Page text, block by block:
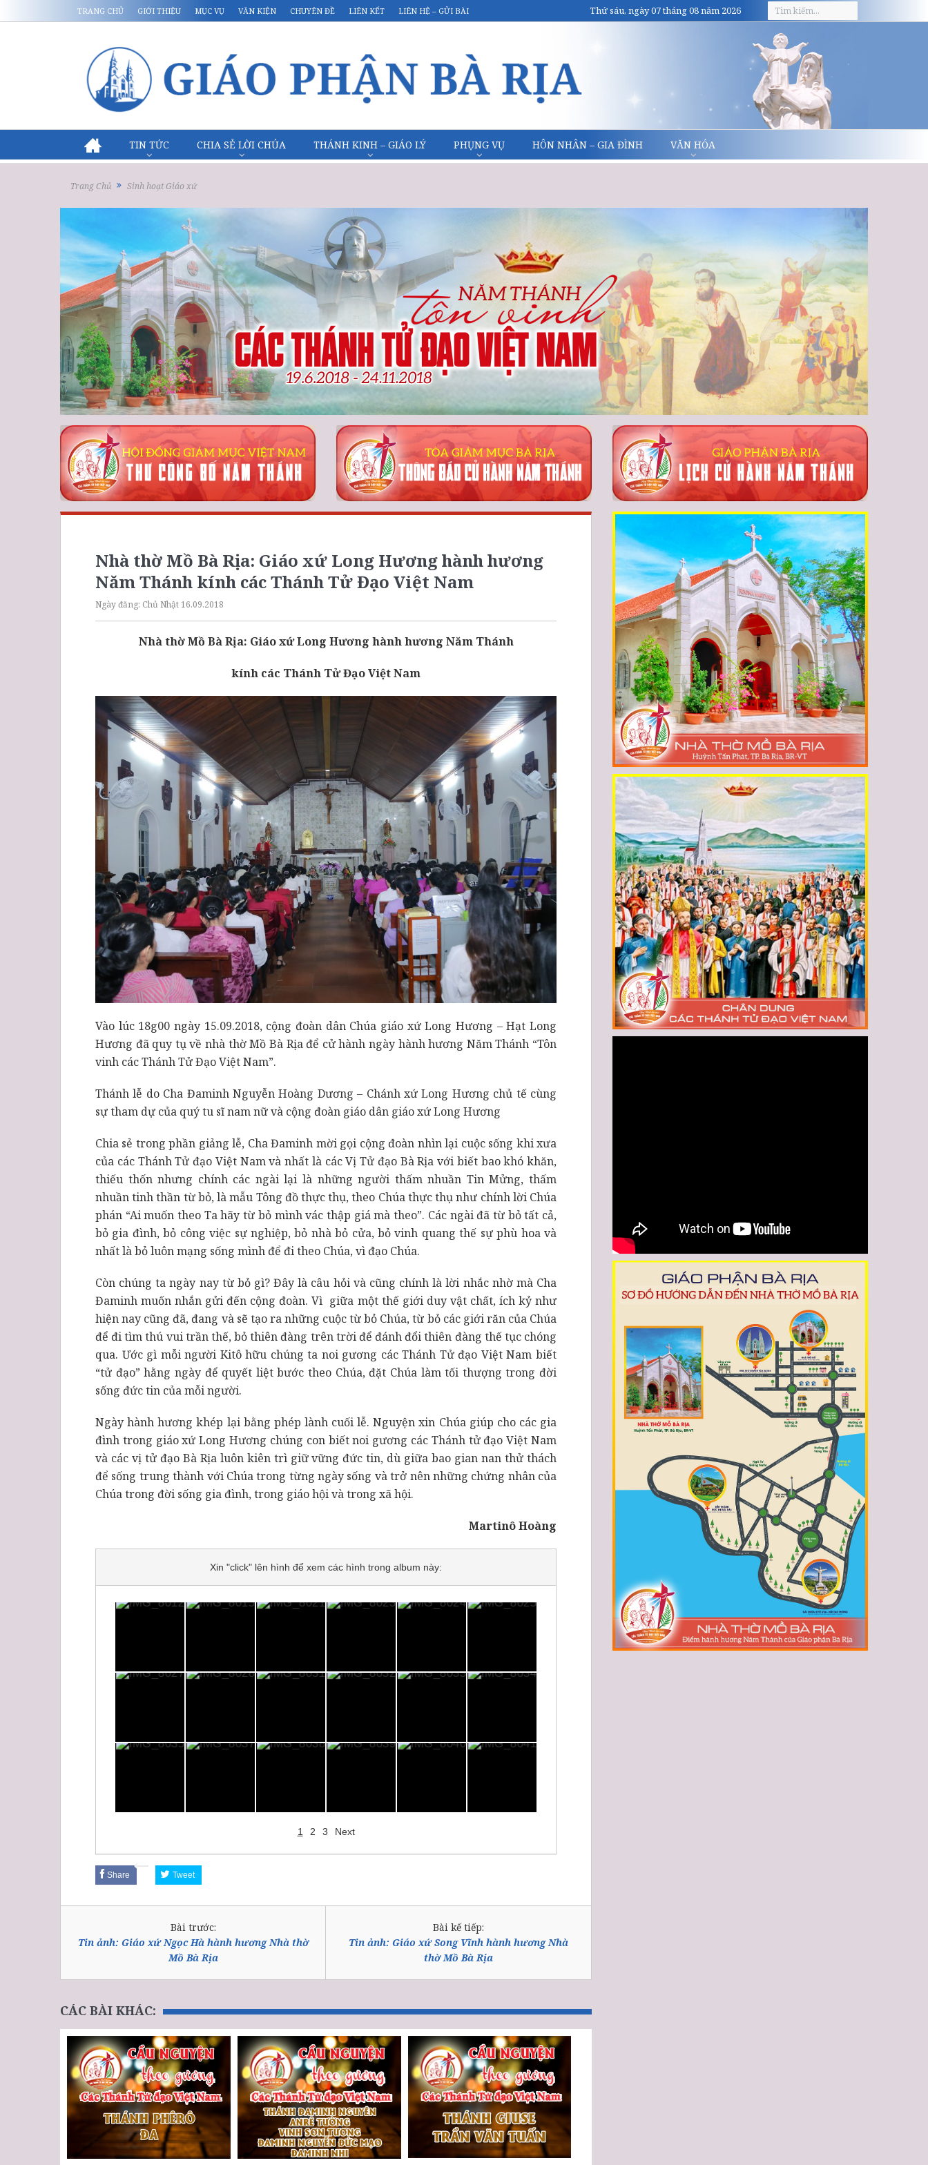
TRANG CHỦ GIỚI THIỆU MỤC VỤ VĂN KIỆN CHUYÊN ĐỀ LIÊN KẾT LIÊN HỆ – GỬI BÀI Thứ sáu, ngày 07 tháng 08 năm 2026
TIN TỨC CHIA SẺ LỜI CHÚA THÁNH KINH – GIÁO LÝ PHỤNG VỤ HÔN NHÂN – GIA ĐÌNH VĂN HÓA
Trang Chủ Sinh hoạt Giáo xứ
Nhà thờ Mồ Bà Rịa: Giáo xứ Long Hương hành hương
Năm Thánh kính các Thánh Tử Đạo Việt Nam
Ngày đăng: Chủ Nhật 16.09.2018
Nhà thờ Mồ Bà Rịa: Giáo xứ Long Hương hành hương Năm Thánh
kính các Thánh Tử Đạo Việt Nam
Vào lúc 18g00 ngày 15.09.2018, cộng đoàn dân Chúa giáo xứ Long Hương – Hạt Long
Hương đã quy tụ về nhà thờ Mồ Bà Rịa để cử hành ngày hành hương Năm Thánh “Tôn
vinh các Thánh Tử Đạo Việt Nam”.
Thánh lễ do Cha Đaminh Nguyễn Hoàng Dương – Chánh xứ Long Hương chủ tế cùng
sự tham dự của quý tu sĩ nam nữ và cộng đoàn giáo dân giáo xứ Long Hương
Chia sẻ trong phần giảng lễ, Cha Đaminh mời gọi cộng đoàn nhìn lại cuộc sống khi xưa
của các Thánh Tử đạo Việt Nam và nhất là các Vị Tử đạo Bà Rịa với biết bao khó khăn,
thiếu thốn nhưng chính các ngài lại là những người thấm nhuần Tin Mửng, thấm
nhuần tinh thần từ bỏ, là mẫu Tông đồ thực thụ, theo Chúa thực thụ như chính lời Chúa
phán “Ai muốn theo Ta hãy từ bỏ mình vác thập giá mà theo”. Các ngài đã từ bỏ tất cả,
bỏ gia đình, bỏ công việc sự nghiệp, bỏ nhà bỏ cửa, bỏ vinh quang thế sự phù hoa và
nhất là bỏ luôn mạng sống mình để đi theo Chúa, vì đạo Chúa.
Còn chúng ta ngày nay từ bỏ gì? Đây là câu hỏi và cũng chính là lời nhắc nhờ mà Cha
Đaminh muốn nhắn gửi đến cộng đoàn. Vì giữa một thế giới duy vật chất, ích kỷ như
hiện nay cũng đã, đang và sẽ tạo ra những cuộc từ bỏ Chúa, từ bỏ các giới răn của Chúa
để đi tìm thú vui trần thế, bỏ thiên đàng trên trời để đánh đổi thiên đàng thế tục chóng
qua. Ước gì mỗi người Kitô hữu chúng ta noi gương các Thánh Tử đạo Việt Nam biết
“tử đạo” hằng ngày để quyết liệt bước theo Chúa, đặt Chúa làm tối thượng trong đời
sống đức tin của mỗi người.
Ngày hành hương khép lại bằng phép lành cuối lễ. Nguyện xin Chúa giúp cho các gia
đình trong giáo xứ Long Hương chúng con biết noi gương các Thánh tử đạo Việt Nam
và các vị tử đạo Bà Rịa luôn kiên trì giữ vững đức tin, dù giữa bao gian nan thử thách
để sống trung thành với Chúa trong từng ngày sống và trở nên những chứng nhân của
Chúa trong đời sống gia đình, trong giáo hội và trong xã hội.
Martinô Hoàng
Xin "click" lên hình để xem các hình trong album này:
1 2 3 Next
Share Tweet
Bài trước:
Tin ảnh: Giáo xứ Ngọc Hà hành hương Nhà thờ
Mồ Bà Rịa
Bài kế tiếp:
Tin ảnh: Giáo xứ Song Vĩnh hành hương Nhà
thờ Mồ Bà Rịa
CÁC BÀI KHÁC: